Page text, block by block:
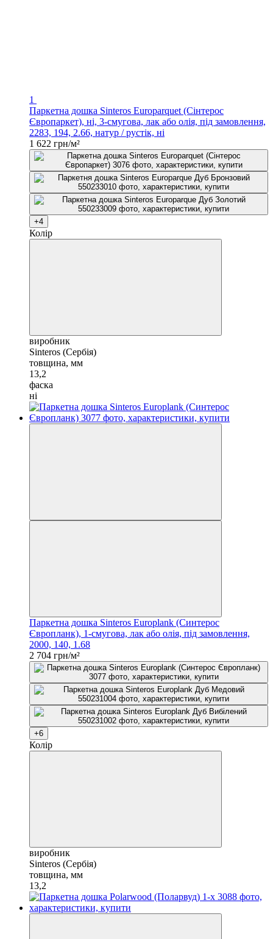
1
Паркетна дошка Sinteros Europarquet (Сінтерос
Європаркет), ні, 3-смугова, лак або олія, під замовлення,
2283, 194, 2.66, натур / рустік, ні
1 622 грн/м²
+4
Колір
виробник
Sinteros (Сербія)
товщина, мм
13,2
фаска
ні
Паркетна дошка Sinteros Europlank (Синтерос
Європланк), 1-смугова, лак або олія, під замовлення,
2000, 140, 1.68
2 704 грн/м²
+6
Колір
виробник
Sinteros (Сербія)
товщина, мм
13,2